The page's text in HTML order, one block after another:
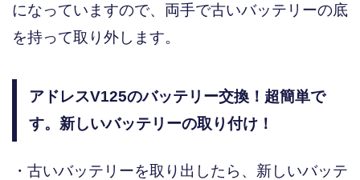
になっていますので、両手で古いバッテリーの底
を持って取り外します。
アドレスV125のバッテリー交換！超簡単で
す。新しいバッテリーの取り付け！
・古いバッテリーを取り出したら、新しいバッテ